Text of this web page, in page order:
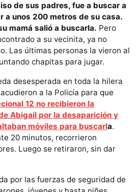
de sus padres, fue a buscar a
a unos 200 metros de su casa.
mamá salió a buscarla. Pero
a su vecinita, ya no
Las últimas personas la vieron al
chapitas para jugar.
desesperada en toda la hilera
a la Policía para que
12 no recibieron la
Abigail por la desaparición y
móviles para buscarla.
20 minutos, recorrieron
Luego se retiraron, sin dar
por las fuerzas de seguridad de